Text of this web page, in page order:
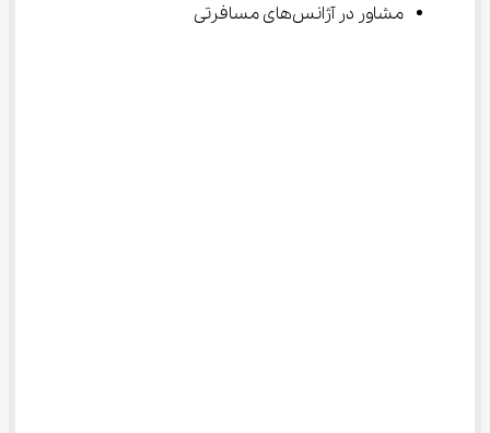
مشاور در آژانس‌های مسافرتی